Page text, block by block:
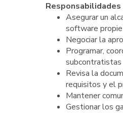
Responsabilidades
Asegurar un
software
Negociar la
Programar,
subcontratistas
Revisa la
requisitos y el
Mantener
Gestionar los